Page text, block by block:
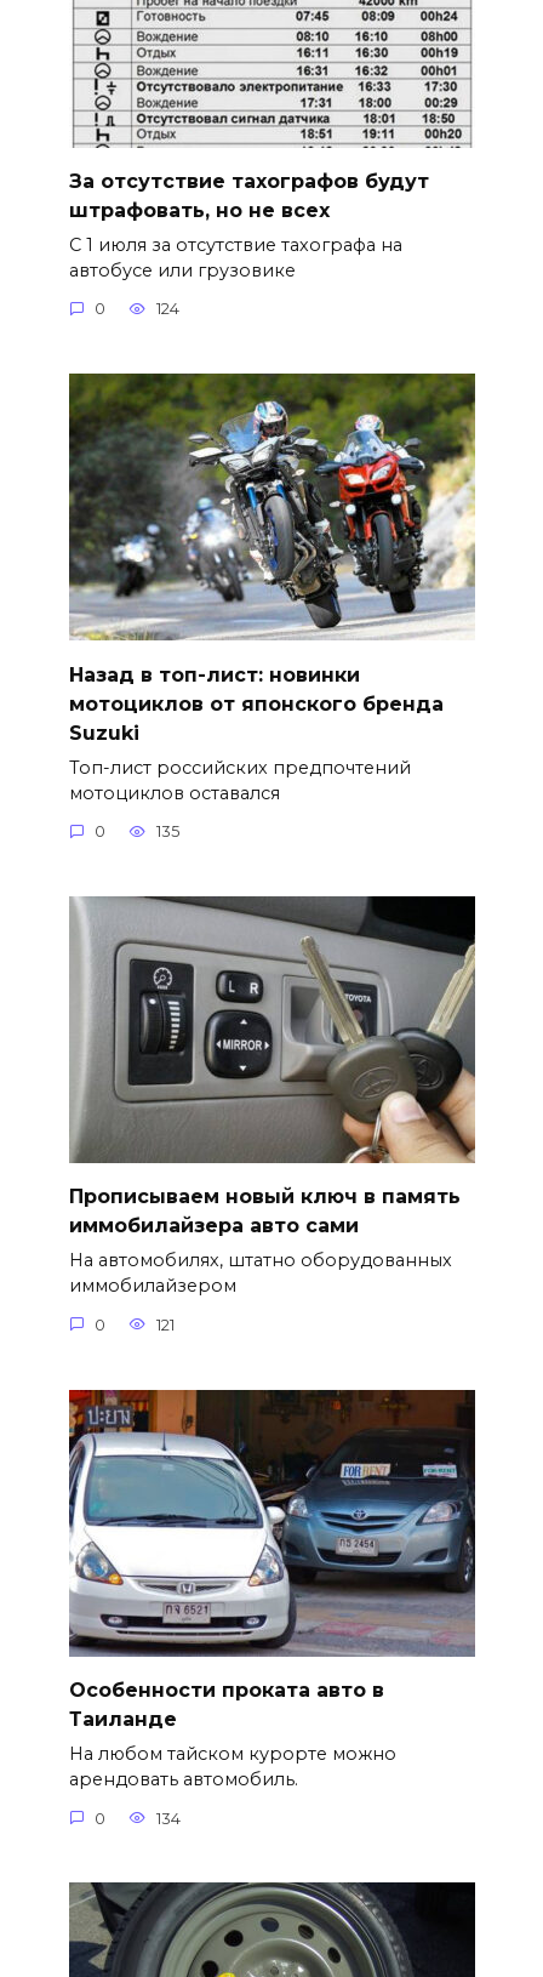
За отсутствие тахографов будут
штрафовать, но не всех
С 1 июля за отсутствие тахографа на
автобусе или грузовике
0 124
Назад в топ-лист: новинки
мотоциклов от японского бренда
Suzuki
Топ-лист российских предпочтений
мотоциклов оставался
0 135
Прописываем новый ключ в память
иммобилайзера авто сами
На автомобилях, штатно оборудованных
иммобилайзером
0 121
Особенности проката авто в
Таиланде
На любом тайском курорте можно
арендовать автомобиль.
0 134